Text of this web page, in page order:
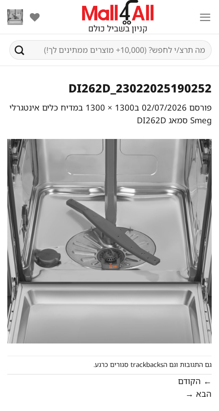
content
חיפוש
עבור:
DI262D_23022025190252
פורסם 02/07/2026 ב1300 × 1300 במדיח כלים אינטגרלי
Smeg סמאג DI262D
גם התגובות וגם הtrackbacks סגורים כרגע.
← הקודם
הבא →